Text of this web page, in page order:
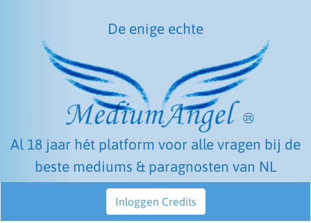
De enige echte
Al 18 jaar hét platform voor alle vragen bij de
beste mediums & paragnosten van NL
Inloggen Credits